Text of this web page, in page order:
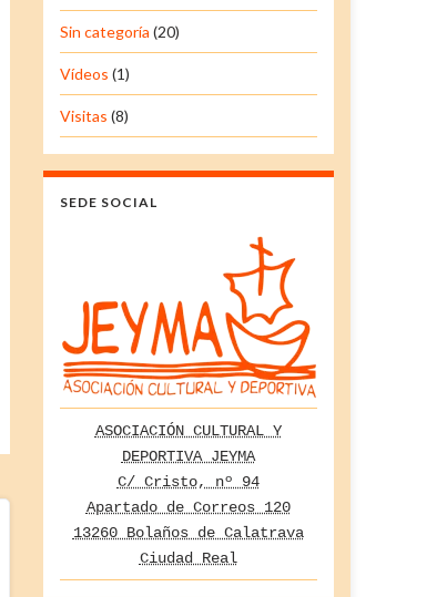
Sin categoría (20)
Vídeos (1)
Visitas (8)
SEDE SOCIAL
ASOCIACIÓN CULTURAL Y
DEPORTIVA JEYMA
C/ Cristo, nº 94
Apartado de Correos 120
13260 Bolaños de Calatrava
Ciudad Real